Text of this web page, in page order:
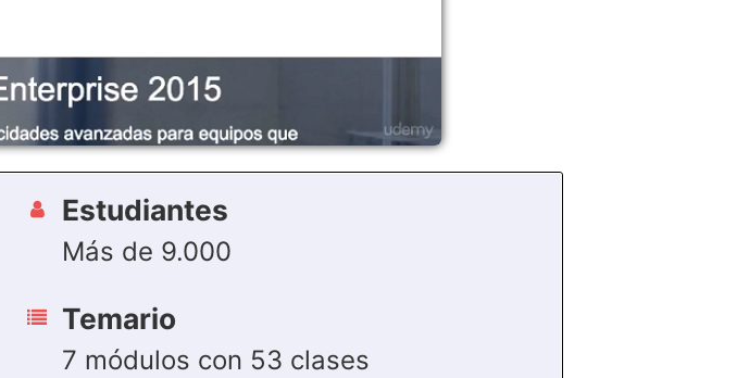
Estudiantes
Más de 9.000
Temario
7 módulos con 53 clases